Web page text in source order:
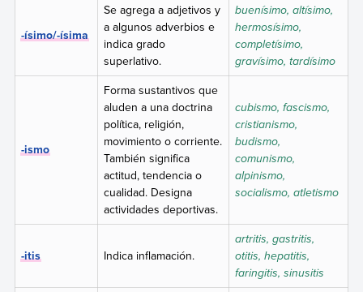
-ísimo/-ísima
Se agrega a adjetivos y
a algunos adverbios e
indica grado
superlativo.
buenísimo, altísimo,
hermosísimo,
completísimo,
gravísimo, tardísimo
-ismo
Forma sustantivos que
aluden a una doctrina
política, religión,
movimiento o corriente.
También significa
actitud, tendencia o
cualidad. Designa
actividades deportivas.
cubismo, fascismo,
cristianismo,
budismo,
comunismo,
alpinismo,
socialismo, atletismo
-itis Indica inflamación.
artritis, gastritis,
otitis, hepatitis,
faringitis, sinusitis